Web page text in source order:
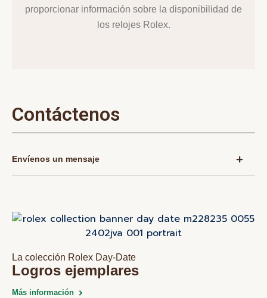
proporcionar información sobre la disponibilidad de
los relojes Rolex.
Contáctenos
Envíenos un mensaje
La colección Rolex Day‑Date
Logros ejemplares
Más información